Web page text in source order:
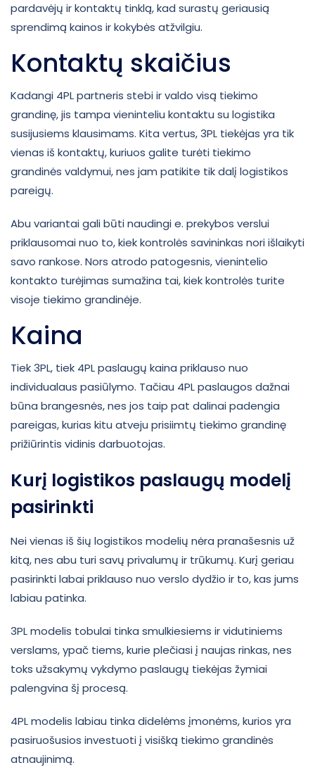
pardavėjų ir kontaktų tinklą, kad surastų geriausią
sprendimą kainos ir kokybės atžvilgiu.
Kontaktų skaičius
Kadangi 4PL partneris stebi ir valdo visą tiekimo
grandinę, jis tampa vieninteliu kontaktu su logistika
susijusiems klausimams. Kita vertus, 3PL tiekėjas yra tik
vienas iš kontaktų, kuriuos galite turėti tiekimo
grandinės valdymui, nes jam patikite tik dalį logistikos
pareigų.
Abu variantai gali būti naudingi e. prekybos verslui
priklausomai nuo to, kiek kontrolės savininkas nori išlaikyti
savo rankose. Nors atrodo patogesnis, vienintelio
kontakto turėjimas sumažina tai, kiek kontrolės turite
visoje tiekimo grandinėje.
Kaina
Tiek 3PL, tiek 4PL paslaugų kaina priklauso nuo
individualaus pasiūlymo. Tačiau 4PL paslaugos dažnai
būna brangesnės, nes jos taip pat dalinai padengia
pareigas, kurias kitu atveju prisiimtų tiekimo grandinę
prižiūrintis vidinis darbuotojas.
Kurį logistikos paslaugų modelį
pasirinkti
Nei vienas iš šių logistikos modelių nėra pranašesnis už
kitą, nes abu turi savų privalumų ir trūkumų. Kurį geriau
pasirinkti labai priklauso nuo verslo dydžio ir to, kas jums
labiau patinka.
3PL modelis tobulai tinka smulkiesiems ir vidutiniems
verslams, ypač tiems, kurie plečiasi į naujas rinkas, nes
toks užsakymų vykdymo paslaugų tiekėjas žymiai
palengvina šį procesą.
4PL modelis labiau tinka didelėms įmonėms, kurios yra
pasiruošusios investuoti į visišką tiekimo grandinės
atnaujinimą.